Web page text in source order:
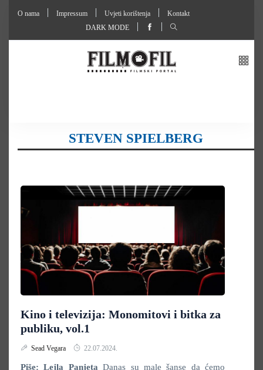
O nama Impressum Uvjeti korištenja
Kontakt
DARK MODE
STEVEN SPIELBERG
Kino i televizija: Monomitovi i bitka za
publiku, vol.1
Sead Vegara 22.07.2024.
Piše: Lejla Panjeta Danas su male šanse da ćemo